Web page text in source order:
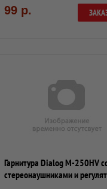
99 р.
Гарнитура Dialog M-250HV
стереонаушниками и